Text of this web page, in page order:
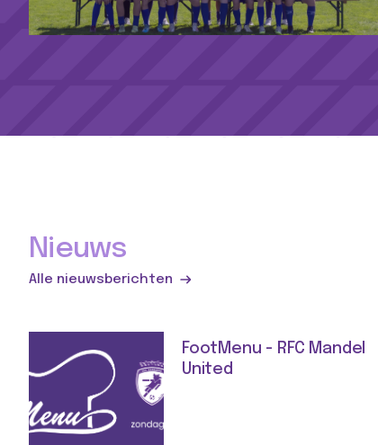
Nieuws
Alle nieuwsberichten
FootMenu - RFC Mandel
United